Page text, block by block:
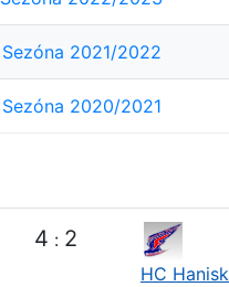
Sezóna 2021/2022
Sezóna 2020/2021
4 : 2
HC